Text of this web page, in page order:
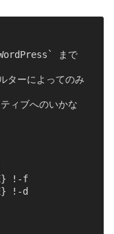
まで
ターによってのみ
ィブへのいかな
!-f
!-d